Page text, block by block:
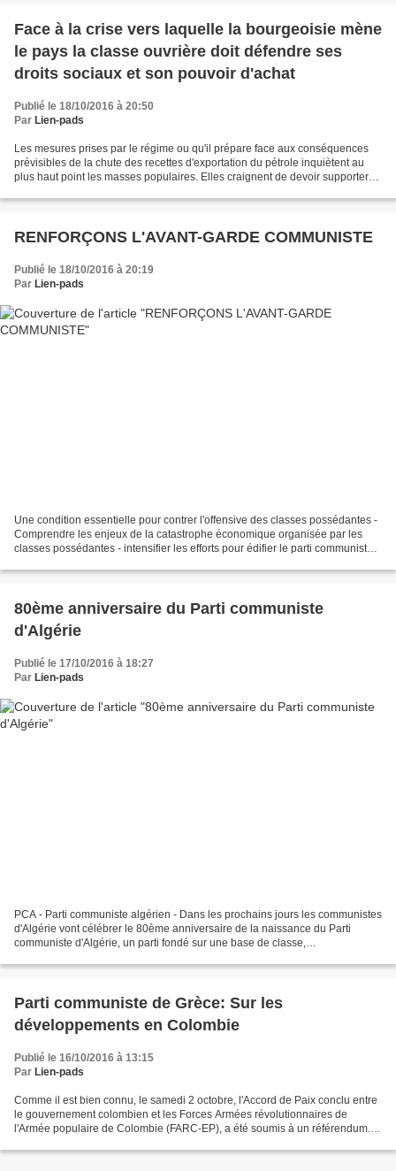
Face à la crise vers laquelle la bourgeoisie mène
le pays la classe ouvrière doit défendre ses
droits sociaux et son pouvoir d'achat
Publié le 18/10/2016 à 20:50
Par Lien-pads
Les mesures prises par le régime ou qu'il prépare face aux conséquences
prévisibles de la chute des recettes d'exportation du pétrole inquiètent au
plus haut point les masses populaires. Elles craignent de devoir supporter
RENFORÇONS L'AVANT-GARDE COMMUNISTE
Publié le 18/10/2016 à 20:19
Par Lien-pads
Une condition essentielle pour contrer l'offensive des classes possédantes -
Comprendre les enjeux de la catastrophe économique organisée par les
classes possédantes - intensifier les efforts pour édifier le parti communiste
80ème anniversaire du Parti communiste
d'Algérie
Publié le 17/10/2016 à 18:27
Par Lien-pads
PCA - Parti communiste algérien - Dans les prochains jours les communistes
d'Algérie vont célébrer le 80ème anniversaire de la naissance du Parti
communiste d'Algérie, un parti fondé sur une base de classe,
Parti communiste de Grèce: Sur les
développements en Colombie
Publié le 16/10/2016 à 13:15
Par Lien-pads
Comme il est bien connu, le samedi 2 octobre, l'Accord de Paix conclu entre
le gouvernement colombien et les Forces Armées révolutionnaires de
l'Armée populaire de Colombie (FARC-EP), a été soumis à un référendum.